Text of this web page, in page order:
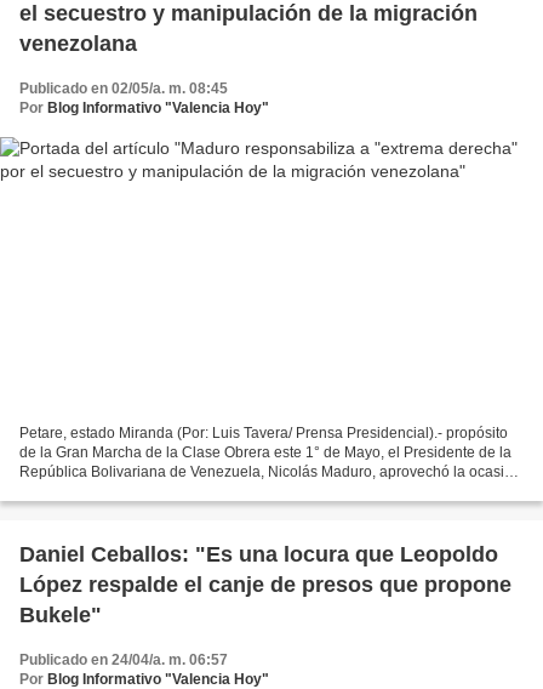
el secuestro y manipulación de la migración
venezolana
Publicado en 02/05/a. m. 08:45
Por Blog Informativo "Valencia Hoy"
Petare, estado Miranda (Por: Luis Tavera/ Prensa Presidencial).- propósito
de la Gran Marcha de la Clase Obrera este 1° de Mayo, el Presidente de la
República Bolivariana de Venezuela, Nicolás Maduro, aprovechó la ocasión
Daniel Ceballos: "Es una locura que Leopoldo
López respalde el canje de presos que propone
Bukele"
Publicado en 24/04/a. m. 06:57
Por Blog Informativo "Valencia Hoy"